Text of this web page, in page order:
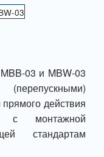
03 и MBW-03
действия
с монтажной
стандартам